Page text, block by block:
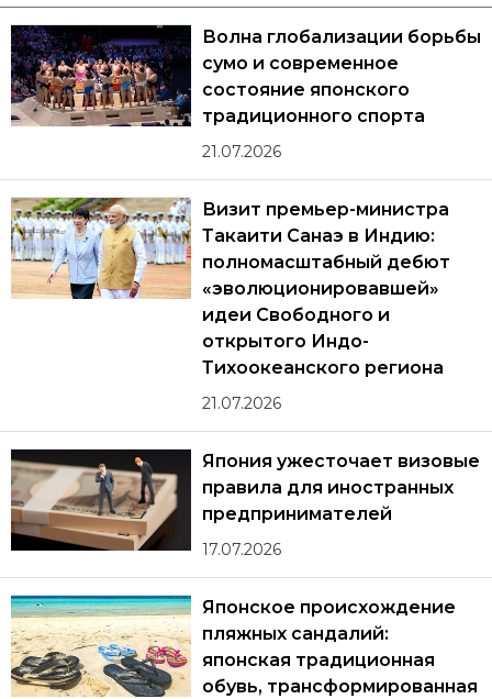
Волна глобализации борьбы
сумо и современное
состояние японского
традиционного спорта
21.07.2026
Визит премьер-министра
Такаити Санаэ в Индию:
полномасштабный дебют
«эволюционировавшей»
идеи Свободного и
открытого Индо-
Тихоокеанского региона
21.07.2026
Япония ужесточает визовые
правила для иностранных
предпринимателей
17.07.2026
Японское происхождение
пляжных сандалий:
японская традиционная
обувь, трансформированная